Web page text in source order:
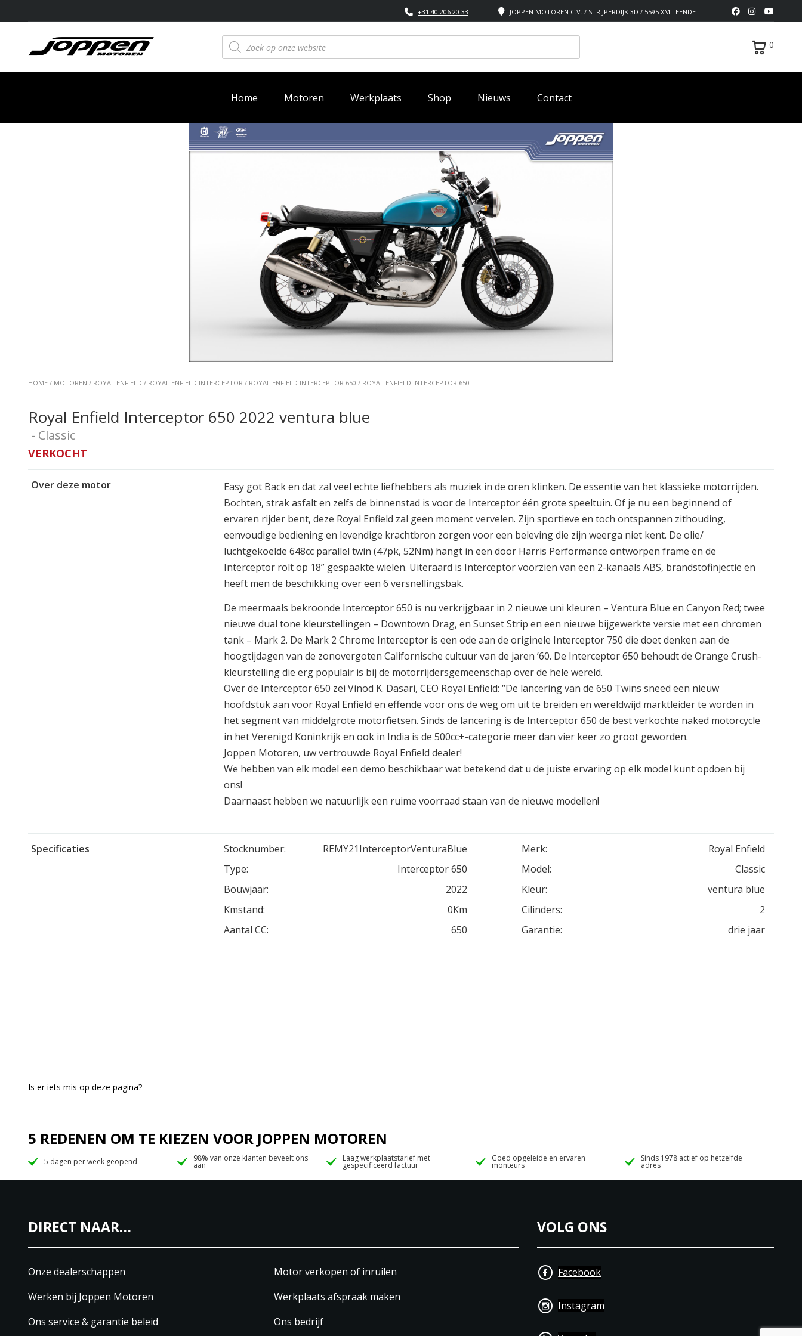
JOPPEN MOTOREN C.V. / STRIJPERDIJK 3D / 5595 XM LEENDE
+31 40 206 20 33
Producten
zoeken 0
Home Motoren Werkplaats Shop Nieuws Contact
HOME / MOTOREN / ROYAL ENFIELD / ROYAL ENFIELD INTERCEPTOR / ROYAL ENFIELD INTERCEPTOR 650 / ROYAL ENFIELD INTERCEPTOR 650
Royal Enfield Interceptor 650 2022 ventura blue
- Classic
VERKOCHT
Over deze motor
Easy got Back en dat zal veel echte liefhebbers als muziek in de oren klinken. De essentie van het klassieke motorrijden.
Bochten, strak asfalt en zelfs de binnenstad is voor de Interceptor één grote speeltuin. Of je nu een beginnend of
ervaren rijder bent, deze Royal Enfield zal geen moment vervelen. Zijn sportieve en toch ontspannen zithouding,
eenvoudige bediening en levendige krachtbron zorgen voor een beleving die zijn weerga niet kent. De olie/
luchtgekoelde 648cc parallel twin (47pk, 52Nm) hangt in een door Harris Performance ontworpen frame en de
Interceptor rolt op 18” gespaakte wielen. Uiteraard is Interceptor voorzien van een 2-kanaals ABS, brandstofinjectie en
heeft men de beschikking over een 6 versnellingsbak.
De meermaals bekroonde Interceptor 650 is nu verkrijgbaar in 2 nieuwe uni kleuren – Ventura Blue en Canyon Red; twee
nieuwe dual tone kleurstellingen – Downtown Drag, en Sunset Strip en een nieuwe bijgewerkte versie met een chromen
tank – Mark 2. De Mark 2 Chrome Interceptor is een ode aan de originele Interceptor 750 die doet denken aan de
hoogtijdagen van de zonovergoten Californische cultuur van de jaren ’60. De Interceptor 650 behoudt de Orange Crush-
kleurstelling die erg populair is bij de motorrijdersgemeenschap over de hele wereld.
Over de Interceptor 650 zei Vinod K. Dasari, CEO Royal Enfield: “De lancering van de 650 Twins sneed een nieuw
hoofdstuk aan voor Royal Enfield en effende voor ons de weg om uit te breiden en wereldwijd marktleider te worden in
het segment van middelgrote motorfietsen. Sinds de lancering is de Interceptor 650 de best verkochte naked motorcycle
in het Verenigd Koninkrijk en ook in India is de 500cc+-categorie meer dan vier keer zo groot geworden.
Joppen Motoren, uw vertrouwde Royal Enfield dealer!
We hebben van elk model een demo beschikbaar wat betekend dat u de juiste ervaring op elk model kunt opdoen bij
ons!
Daarnaast hebben we natuurlijk een ruime voorraad staan van de nieuwe modellen!
Specificaties Stocknumber: REMY21InterceptorVenturaBlue Merk:
Royal Enfield
Type:
Interceptor 650 Model:
Classic
Bouwjaar:
2022 Kleur:
ventura blue
Kmstand:
0Km Cilinders:
2
Aantal CC:
650 Garantie: drie jaar
Is er iets mis op deze pagina?
5 REDENEN OM TE KIEZEN VOOR JOPPEN MOTOREN
5 dagen per week geopend 98% van onze klanten beveelt ons
aan
Laag werkplaatstarief met
gespecificeerd factuur
Goed opgeleide en ervaren
monteurs
Sinds 1978 actief op hetzelfde
adres
DIRECT NAAR…
Onze dealerschappen
Motor verkopen of inruilen
Werken bij Joppen Motoren
Werkplaats afspraak maken
Ons service & garantie beleid
Ons bedrijf
VOLG ONS
Facebook
Instagram